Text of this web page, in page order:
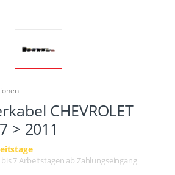
CHEVROLET
> 2011
7 Arbeitstagen ab Zahlungseingang